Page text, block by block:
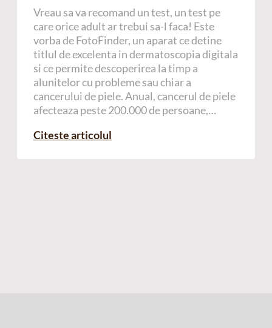
Vreau sa va recomand un test, un test pe
care orice adult ar trebui sa-l faca! Este
vorba de FotoFinder, un aparat ce detine
titlul de excelenta in dermatoscopia digitala
si ce permite descoperirea la timp a
alunitelor cu probleme sau chiar a
cancerului de piele. Anual, cancerul de piele
afecteaza peste 200.000 de persoane,…
Citeste articolul